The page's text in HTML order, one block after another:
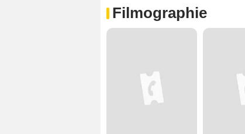
Filmographie